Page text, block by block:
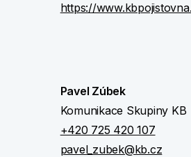
https://
Pavel Zúbek
Komunikace Skupiny KB
+420 725 420 107
pavel_zubek@kb.cz